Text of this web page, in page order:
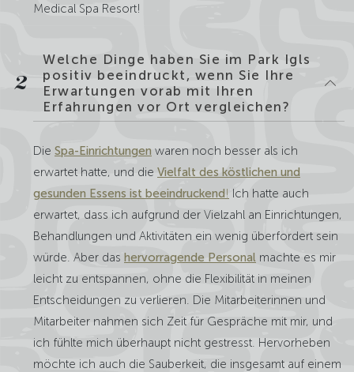
Medical Spa Resort!
2
Welche Dinge haben Sie im Park Igls
positiv beeindruckt, wenn Sie Ihre
Erwartungen vorab mit Ihren
Erfahrungen vor Ort vergleichen?
Die Spa-Einrichtungen waren noch besser als ich
erwartet hatte, und die Vielfalt des köstlichen und
gesunden Essens ist beeindruckend! Ich hatte auch
erwartet, dass ich aufgrund der Vielzahl an Einrichtungen,
Behandlungen und Aktivitäten ein wenig überfordert sein
würde. Aber das hervorragende Personal machte es mir
leicht zu entspannen, ohne die Flexibilität in meinen
Entscheidungen zu verlieren. Die Mitarbeiterinnen und
Mitarbeiter nahmen sich Zeit für Gespräche mit mir, und
ich fühlte mich überhaupt nicht gestresst. Hervorheben
möchte ich auch die Sauberkeit, die insgesamt auf einem